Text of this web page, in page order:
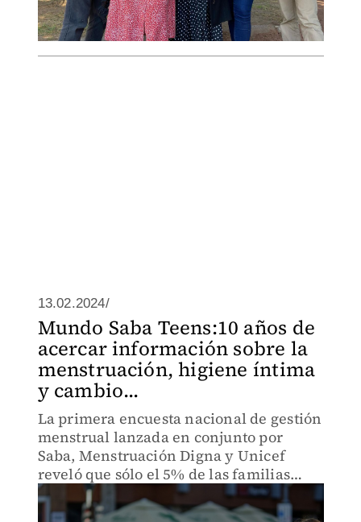
13.02.2024/
Mundo Saba Teens:10 años de
acercar información sobre la
menstruación, higiene íntima
y cambio...
La primera encuesta nacional de gestión
menstrual lanzada en conjunto por
Saba, Menstruación Digna y Unicef
reveló que sólo el 5% de las familias
mexicanas hablan de menstruación con
sus hijos